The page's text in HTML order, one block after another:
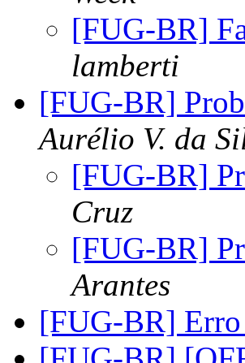
[FUG-BR]
lamberti
[FUG-BR]
Aurélio V. da
[FUG-BR]
Cruz
[FUG-BR]
Arantes
[FUG-BR]